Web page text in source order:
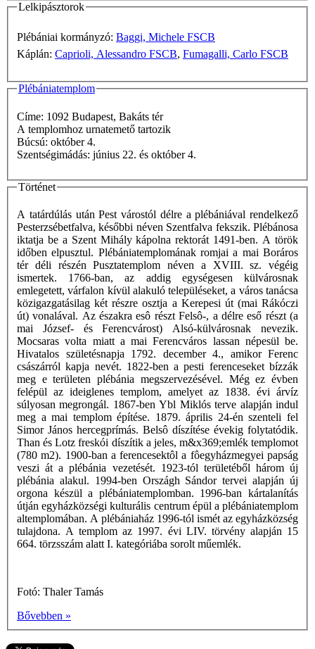
Lelkipásztorok
Plébániai kormányzó: Baggi, Michele FSCB
Káplán: Caprioli, Alessandro FSCB, Fumagalli, Carlo FSCB
Plébániatemplom
Címe: 1092 Budapest, Bakáts tér
A templomhoz urnatemető tartozik
Búcsú: október 4.
Szentségimádás: június 22. és október 4.
Történet
A tatárdúlás után Pest várostól délre a plébániával rendelkező
Pesterzsébetfalva, későbbi néven Szentfalva fekszik. Plébánosa
iktatja be a Szent Mihály kápolna rektorát 1491-ben. A török
időben elpusztul. Plébániatemplomának romjai a mai Boráros
tér déli részén Pusztatemplom néven a XVIII. sz. végéig
ismertek. 1766-ban, az addig egységesen külvárosnak
emlegetett, várfalon kívül alakuló településeket, a város tanácsa
közigazgatásilag két részre osztja a Kerepesi út (mai Rákóczi
út) vonalával. Az északra esô részt Felsô-, a délre eső részt (a
mai József- és Ferencvárost) Alsó-külvárosnak nevezik.
Mocsaras volta miatt a mai Ferencváros lassan népesül be.
Hivatalos születésnapja 1792. december 4., amikor Ferenc
császárról kapja nevét. 1822-ben a pesti ferenceseket bízzák
meg e területen plébánia megszervezésével. Még ez évben
felépül az ideiglenes templom, amelyet az 1838. évi árvíz
súlyosan megrongál. 1867-ben Ybl Miklós terve alapján indul
meg a mai templom építése. 1879. április 24-én szenteli fel
Simor János hercegprímás. Belsô díszítése évekig folytatódik.
Than és Lotz freskói díszítik a jeles, m&x369;emlék templomot
(780 m2). 1900-ban a ferencesektôl a fôegyházmegyei papság
veszi át a plébánia vezetését. 1923-tól területéből három új
plébánia alakul. 1994-ben Országh Sándor tervei alapján új
orgona készül a plébániatemplomban. 1996-ban kártalanítás
útján egyházközségi kulturális centrum épül a plébániatemplom
altemplomában. A plébániaház 1996-tól ismét az egyházközség
tulajdona. A templom az 1997. évi LIV. törvény alapján 15
664. törzsszám alatt I. kategóriába sorolt műemlék.
Fotó: Thaler Tamás
Bővebben »